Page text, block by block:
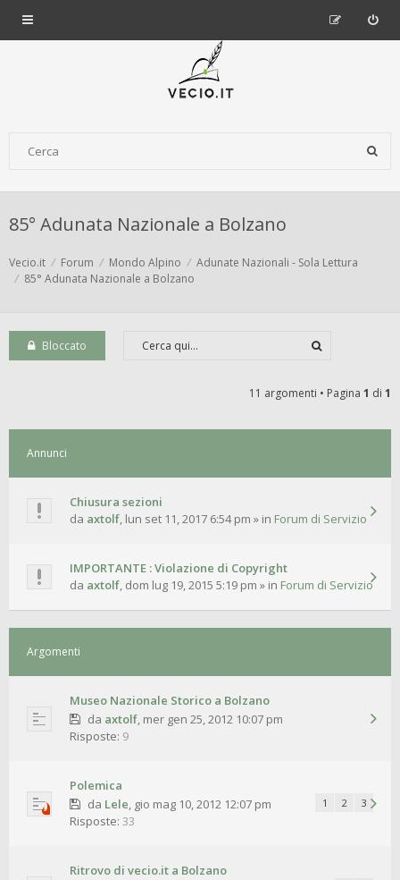
85° Adunata Nazionale a Bolzano
Vecio.it Forum Mondo Alpino
Adunate Nazionali - Sola Lettura
85° Adunata Nazionale a Bolzano
Bloccato
11 argomenti • Pagina 1 di 1
Annunci
Chiusura sezioni
da axtolf, lun set 11, 2017 6:54 pm » in Forum di Servizio
IMPORTANTE : Violazione di Copyright
da axtolf, dom lug 19, 2015 5:19 pm » in Forum di Servizio
Argomenti
Museo Nazionale Storico a Bolzano
da axtolf, mer gen 25, 2012 10:07 pm
Risposte: 9
Polemica
da Lele, gio mag 10, 2012 12:07 pm 1 2 3
Risposte: 33
Ritrovo di vecio.it a Bolzano